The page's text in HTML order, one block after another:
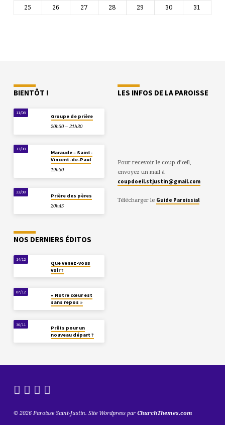
25
26 27 28 29 30 31
BIENTÔT !
11/08
Groupe de prière
20h30 – 21h30
13/08
Maraude – Saint-
Vincent-de-Paul
19h30
22/08
Prière des pères
20h45
LES INFOS DE LA PAROISSE
Pour recevoir le coup d’œil,
envoyez un mail à
coupdoeil.stjustin@gmail.com
Télécharger le Guide Paroissial
NOS DERNIERS ÉDITOS
14/12
Que venez-vous
voir ?
07/12
« Notre cœur est
sans repos »
30/11
Prêts pour un
nouveau départ ?
© 2026 Paroisse Saint-Justin. Site Wordpress par ChurchThemes.com